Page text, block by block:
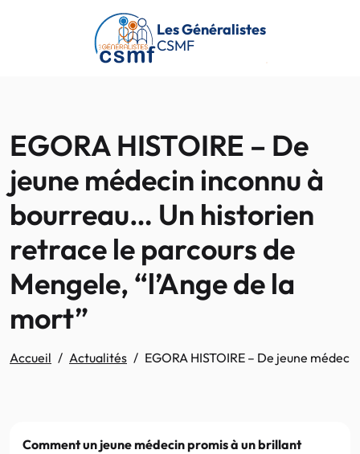
Passer au contenu principal
Les Généralistes
CSMF
EGORA HISTOIRE – De
jeune médecin inconnu à
bourreau… Un historien
retrace le parcours de
Mengele, “l’Ange de la
mort”
Accueil Actualités EGORA HISTOIRE – De jeune
Comment un jeune médecin promis à un brillant